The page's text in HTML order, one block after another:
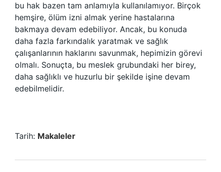
bu hak bazen tam anlamıyla kullanılamıyor. Birçok
hemşire, ölüm izni almak yerine hastalarına
bakmaya devam edebiliyor. Ancak, bu konuda
daha fazla farkındalık yaratmak ve sağlık
çalışanlarının haklarını savunmak, hepimizin görevi
olmalı. Sonuçta, bu meslek grubundaki her birey,
daha sağlıklı ve huzurlu bir şekilde işine devam
edebilmelidir.
Tarih: Makaleler